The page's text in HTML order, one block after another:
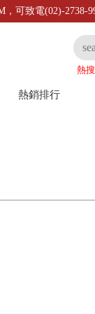
可致電(02)-2738-
熱搜
熱銷排行